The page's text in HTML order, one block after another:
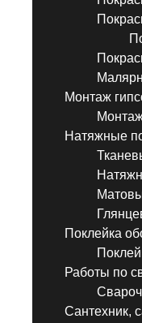
Монтаж
Натяжные
Поклейка
Работы по
Сантехник,